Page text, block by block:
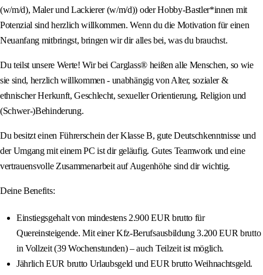
(w/m/d), Maler und Lackierer (w/m/d)) oder Hobby-Bastler*innen mit
Potenzial sind herzlich willkommen. Wenn du die Motivation für einen
Neuanfang mitbringst, bringen wir dir alles bei, was du brauchst.
Du teilst unsere Werte! Wir bei Carglass® heißen alle Menschen, so wie
sie sind, herzlich willkommen - unabhängig von Alter, sozialer &
ethnischer Herkunft, Geschlecht, sexueller Orientierung, Religion und
(Schwer-)Behinderung.
Du besitzt einen Führerschein der Klasse B, gute Deutschkenntnisse und
der Umgang mit einem PC ist dir geläufig. Gutes Teamwork und eine
vertrauensvolle Zusammenarbeit auf Augenhöhe sind dir wichtig.
Deine Benefits:
Einstiegsgehalt von mindestens 2.900 EUR brutto für
Quereinsteigende. Mit einer Kfz-Berufsausbildung 3.200 EUR brutto
in Vollzeit (39 Wochenstunden) – auch Teilzeit ist möglich.
Jährlich EUR brutto Urlaubsgeld und EUR brutto Weihnachtsgeld.